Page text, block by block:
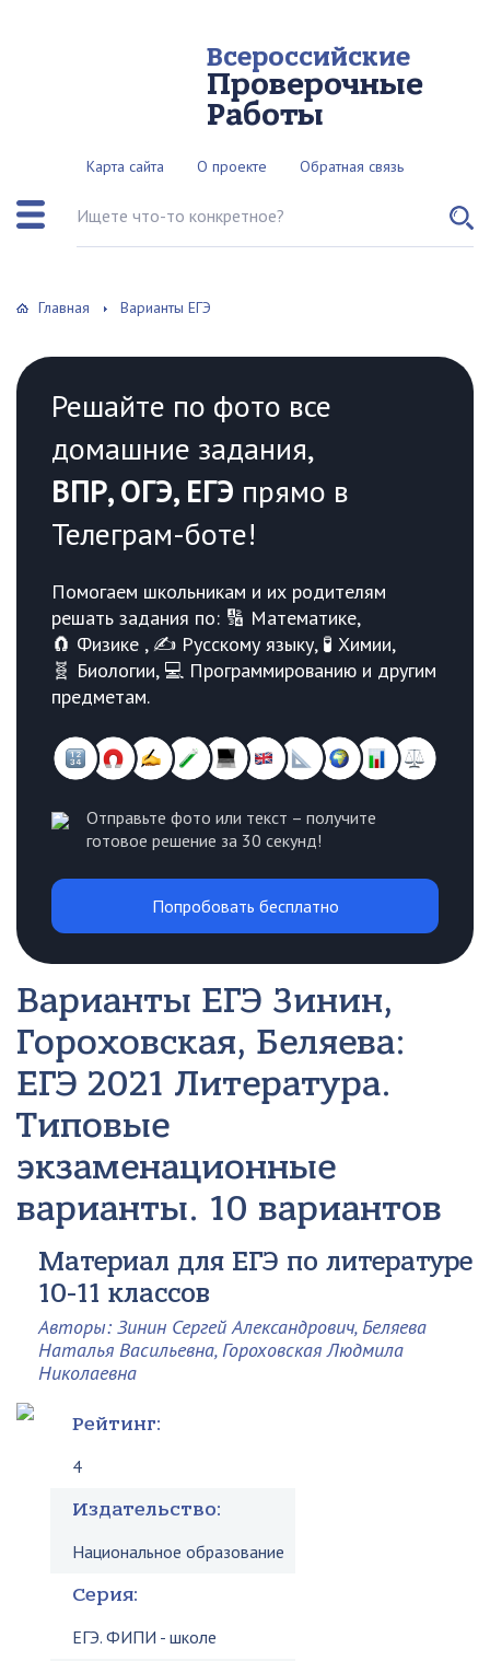
Всероссийские
Проверочные
Работы
Карта сайта О проекте Обратная связь
Поиск по сайту
Главная Варианты ЕГЭ
Решайте по фото все
домашние задания,
ВПР, ОГЭ, ЕГЭ прямо в
Телеграм-боте!
Помогаем школьникам и их родителям
решать задания по: 🔢 Математике,
🧲 Физике , ✍️ Русскому языку, 🧪 Химии,
🧬 Биологии, 💻 Программированию и другим
предметам.
Отправьте фото или текст – получите
готовое решение за 30 секунд!
Попробовать бесплатно
Варианты ЕГЭ Зинин,
Гороховская, Беляева:
ЕГЭ 2021 Литература.
Типовые
экзаменационные
варианты. 10 вариантов
Материал для ЕГЭ по литературе
10-11 классов
Авторы: Зинин Сергей Александрович, Беляева
Наталья Васильевна, Гороховская Людмила
Николаевна
Рейтинг:
4
Издательство:
Национальное образование
Серия:
ЕГЭ. ФИПИ - школе